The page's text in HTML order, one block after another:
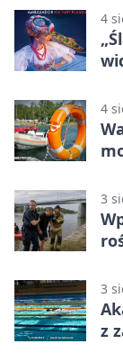
4
4
3
3
z